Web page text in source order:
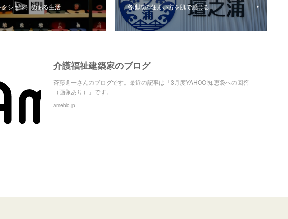
クション）のある生活 各地域の住まい方を肌で感じる
介護福祉建築家のブログ
斉藤進一さんのブログです。最近の記事は「3月度YAHOO!知恵袋への回答
（画像あり）」です。
ameblo.jp